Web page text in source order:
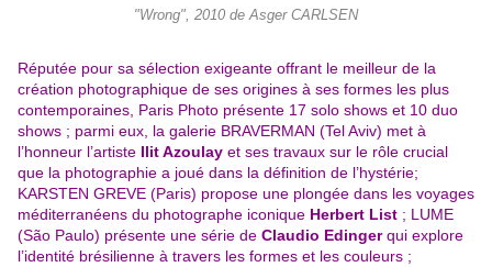
"Wrong", 2010 de Asger CARLSEN
Réputée pour sa sélection exigeante offrant le meilleur de la
création photographique de ses origines à ses formes les plus
contemporaines, Paris Photo présente 17 solo shows et 10 duo
shows ; parmi eux, la galerie BRAVERMAN (Tel Aviv) met à
l’honneur l’artiste Ilit Azoulay et ses travaux sur le rôle crucial
que la photographie a joué dans la définition de l’hystérie;
KARSTEN GREVE (Paris) propose une plongée dans les voyages
méditerranéens du photographe iconique Herbert List ; LUME
(São Paulo) présente une série de Claudio Edingerqui explore
l’identité brésilienne à travers les formes et les couleurs ;